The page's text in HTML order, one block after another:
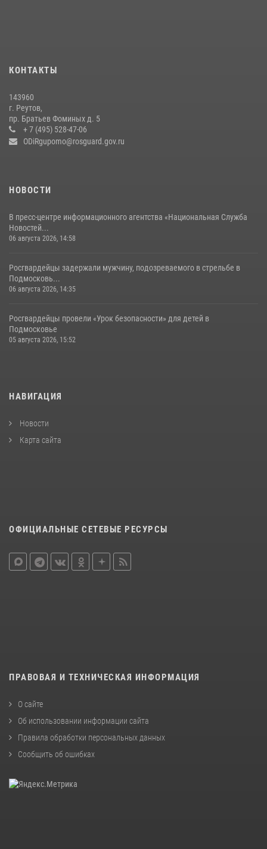
18 июля 2026, 07:03
сотрудников спецподразделений в преодолении полосы
препятствий со стрельбой
14 июля 2026, 15:13
КОНТАКТЫ
143960
г. Реутов,
пр. Братьев Фоминых д. 5
+ 7 (495) 528-47-06
ODiRgupomo@rosguard.gov.ru
НОВОСТИ
В пресс-центре информационного агентства «Национальная Служба
Новостей...
06 августа 2026, 14:58
Росгвардейцы задержали мужчину, подозреваемого в стрельбе в
Подмосковь...
06 августа 2026, 14:35
Росгвардейцы провели «Урок безопасности» для детей в
Подмосковье
05 августа 2026, 15:52
НАВИГАЦИЯ
Новости
Карта сайта
ОФИЦИАЛЬНЫЕ СЕТЕВЫЕ РЕСУРСЫ
ПРАВОВАЯ И ТЕХНИЧЕСКАЯ ИНФОРМАЦИЯ
О сайте
Об использовании информации сайта
Правила обработки персональных данных
Сообщить об ошибках